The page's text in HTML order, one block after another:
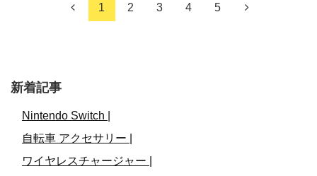
1 2 3 4 5
新着記事
Nintendo Switch |
自転車 アクセサリー |
ワイヤレスチャージャー |